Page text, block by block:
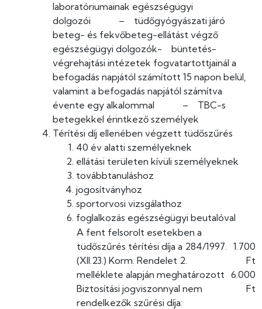
laboratóriumainak egészségügyi
dolgozói – tüdőgyógyászati járó
beteg- és fekvőbeteg-ellátást végző
egészségügyi dolgozók- büntetés-
végrehajtási intézetek fogvatartottjainál a
befogadás napjától számított 15 napon belül,
valamint a befogadás napjától számítva
évente egy alkalommal – TBC-s
betegekkel érintkező személyek
Térítési díj ellenében végzett tüdőszűrés
40 év alatti személyeknek
ellátási területen kívüli személyeknek
továbbtanuláshoz
jogosítványhoz
sportorvosi vizsgálathoz
foglalkozás egészségügyi beutalóval
A fent felsorolt esetekben a
tüdőszűrés térítési díja a 284/1997.
(XII.23.) Korm. Rendelet 2.
melléklete alapján meghatározott
Biztosítási jogviszonnyal nem
rendelkezők szűrési díja:
1.700
Ft
6.000
Ft